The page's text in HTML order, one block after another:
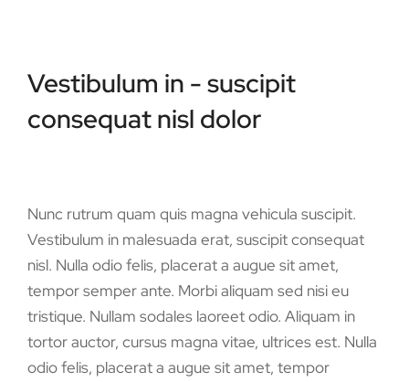
Vestibulum in - suscipit
consequat nisl dolor
Nunc rutrum quam quis magna vehicula suscipit.
Vestibulum in malesuada erat, suscipit consequat
nisl. Nulla odio felis, placerat a augue sit amet,
tempor semper ante. Morbi aliquam sed nisi eu
tristique. Nullam sodales laoreet odio. Aliquam in
tortor auctor, cursus magna vitae, ultrices est. Nulla
odio felis, placerat a augue sit amet, tempor